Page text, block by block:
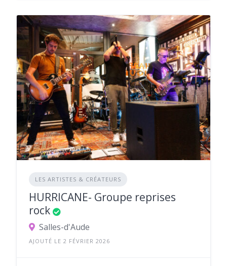
LES ARTISTES & CRÉATEURS
HURRICANE- Groupe reprises
rock
Salles-d'Aude
AJOUTÉ LE 2 FÉVRIER 2026